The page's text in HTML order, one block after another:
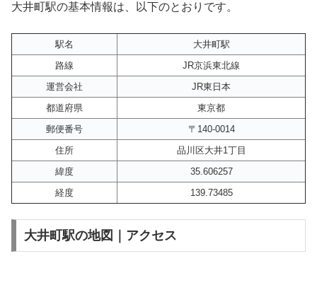
大井町駅の基本情報は、以下のとおりです。
駅名
大井町駅
路線
JR京浜東北線
運営会社
JR東日本
都道府県
東京都
郵便番号
〒140-0014
住所
品川区大井1丁目
緯度
35.606257
経度
139.73485
大井町駅の地図｜アクセス